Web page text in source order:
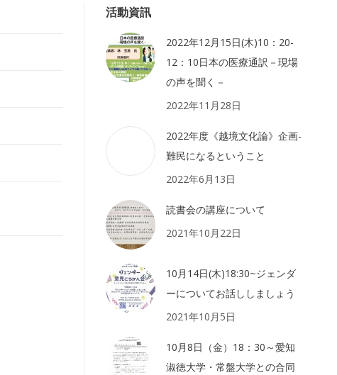
活動資訊
2022年12月15日(木)10：20-
12：10日本の医療通訳－現場
の声を聞く－
2022年11月28日
2022年度《越境文化論》企画-
難民になるということ
2022年6月13日
読書会の講座について
2021年10月22日
10月14日(木)18:30~ジェンダ
ーについてお話ししましょう
2021年10月5日
10月8日（金）18：30～愛知
淑徳大学・常盤大学との合同